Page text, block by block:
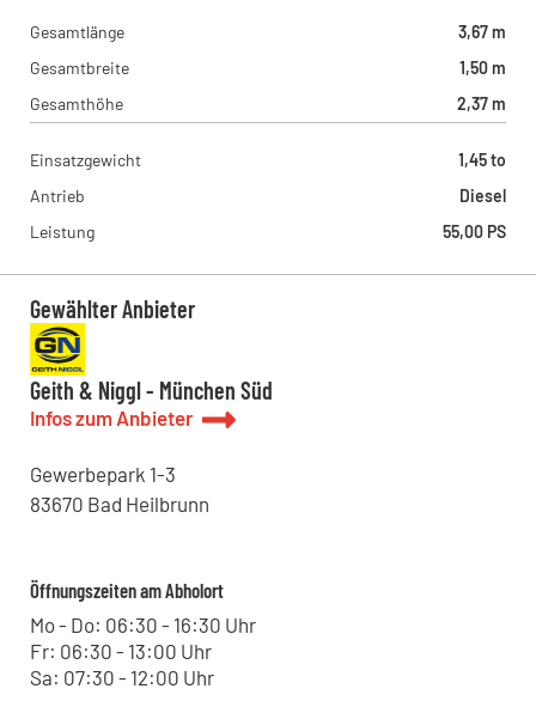
Gesamtlänge
3,67 m
Gesamtbreite
1,50 m
Gesamthöhe
2,37 m
Einsatzgewicht
1,45 to
Antrieb
Diesel
Leistung
55,00 PS
Gewählter Anbieter
Geith & Niggl - München Süd
Infos zum Anbieter
Gewerbepark 1-3
83670 Bad Heilbrunn
Öffnungszeiten am Abholort
Mo - Do: 06:30 - 16:30 Uhr
Fr: 06:30 - 13:00 Uhr
Sa: 07:30 - 12:00 Uhr